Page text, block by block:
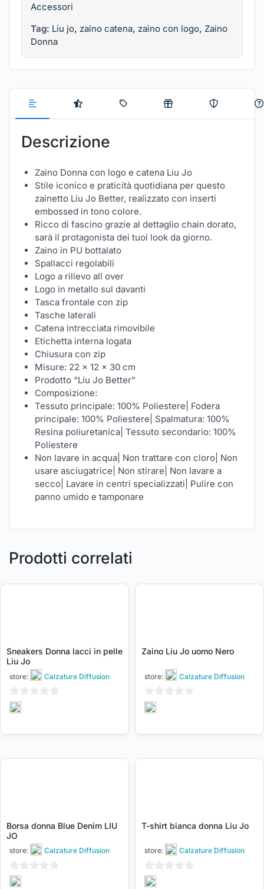
Accessori
Tag: Liu jo, zaino catena, zaino con logo, Zaino
Donna
Descrizione
Zaino Donna con logo e catena Liu Jo
Stile iconico e praticità quotidiana per questo
zainetto Liu Jo Better, realizzato con inserti
embossed in tono colore.
Ricco di fascino grazie al dettaglio chain dorato,
sarà il protagonista dei tuoi look da giorno.
Zaino in PU bottalato
Spallacci regolabili
Logo a rilievo all over
Logo in metallo sul davanti
Tasca frontale con zip
Tasche laterali
Catena intrecciata rimovibile
Etichetta interna logata
Chiusura con zip
Misure: 22 x 12 x 30 cm
Prodotto “Liu Jo Better”
Composizione:
Tessuto principale: 100% Poliestere| Fodera
principale: 100% Poliestere| Spalmatura: 100%
Resina poliuretanica| Tessuto secondario: 100%
Poliestere
Non lavare in acqua| Non trattare con cloro| Non
usare asciugatrice| Non stirare| Non lavare a
secco| Lavare in centri specializzati| Pulire con
panno umido e tamponare
Prodotti correlati
Sneakers Donna lacci in pelle
Liu Jo
store: Calzature Diffusion
0
5
Zaino Liu Jo uomo Nero
store: Calzature Diffusion
0
5
Borsa donna Blue Denim LIU
JO
store: Calzature Diffusion
0
T-shirt bianca donna Liu Jo
store: Calzature Diffusion
0